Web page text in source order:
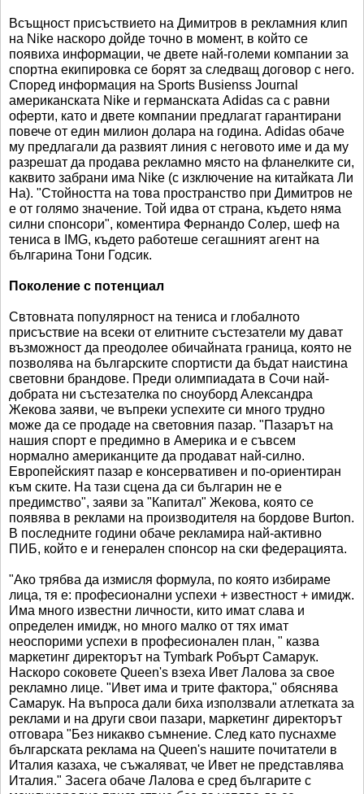
Всъщност присъствието на Димитров в рекламния клип
на Nike наскоро дойде точно в момент, в който се
появиха информации, че двете най-големи компании за
спортна екипировка се борят за следващ договор с него.
Според информация на Sports Busienss Journal
американската Nike и германската Adidas са с равни
оферти, като и двете компании предлагат гарантирани
повече от един милион долара на година. Adidas обаче
му предлагали да развият линия с неговото име и да му
разрешат да продава рекламно място на фланелките си,
каквито забрани има Nike (с изключение на китайката Ли
На). "Стойността на това пространство при Димитров не
е от голямо значение. Той идва от страна, където няма
силни спонсори", коментира Фернандо Солер, шеф на
тениса в IMG, където работеше сегашният агент на
българина Тони Годсик.
Поколение с потенциал
Свтовната популярност на тениса и глобалното
присъствие на всеки от елитните състезатели му дават
възможност да преодолее обичайната граница, която не
позволява на българските спортисти да бъдат наистина
световни брандове. Преди олимпиадата в Сочи най-
добрата ни състезателка по сноуборд Александра
Жекова заяви, че въпреки успехите си много трудно
може да се продаде на световния пазар. "Пазарът на
нашия спорт е предимно в Америка и е съвсем
нормално американците да продават най-силно.
Европейският пазар е консервативен и по-ориентиран
към ските. На тази сцена да си българин не е
предимство", заяви за "Капитал" Жекова, която се
появява в реклами на производителя на бордове Burton.
В последните години обаче рекламира най-активно
ПИБ, който е и генерален спонсор на ски федерацията.
"Ако трябва да измисля формула, по която избираме
лица, тя е: професионални успехи + известност + имидж.
Има много известни личности, кито имат слава и
определен имидж, но много малко от тях имат
неоспорими успехи в професионален план, " казва
маркетинг директорът на Tymbark Робърт Самарук.
Наскоро соковете Queen's взеха Ивет Лалова за свое
рекламно лице. "Ивет има и трите фактора," обяснява
Самарук. На въпроса дали биха използвали атлетката за
реклами и на други свои пазари, маркетинг директорът
отговара "Без никакво съмнение. След като пуснахме
българската реклама на Queen's нашите почитатели в
Италия казаха, че съжаляват, че Ивет не представлява
Италия." Засега обаче Лалова е сред българите с